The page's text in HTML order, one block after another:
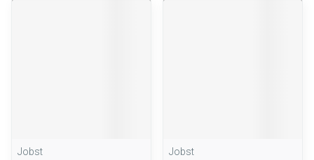
Jobst
Jobst